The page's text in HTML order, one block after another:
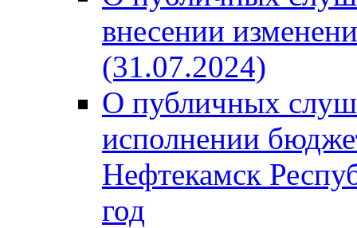
внесении
(31.07.2024)
О публичных
исполнении
Нефтекамск
год